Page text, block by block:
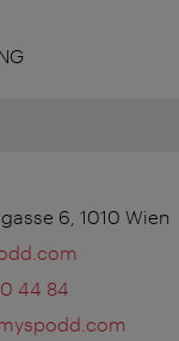
6, 1010 Wien
44 84